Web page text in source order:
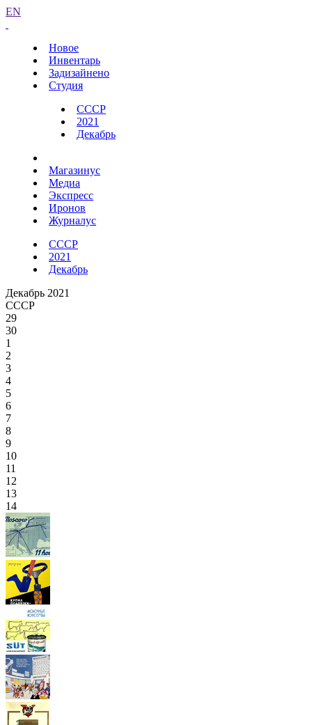
EN
Новое
Инвентарь
Задизайнено
Студия
СССР
2021
Декабрь
Магазинус
Медиа
Экспресс
Иронов
Журналус
СССР
2021
Декабрь
Декабрь 2021
СССР
29
30
1
2
3
4
5
6
7
8
9
10
11
12
13
14